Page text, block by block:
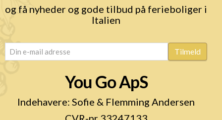
og få nyheder og gode tilbud på ferieboliger i
Italien
email (Påkrævet) Tilmeld
You Go ApS
Indehavere: Sofie & Flemming Andersen